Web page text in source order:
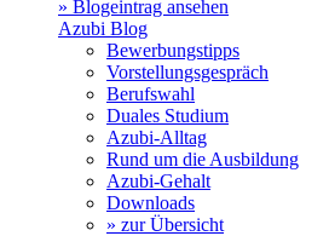
» Blogeintrag ansehen
Azubi Blog
Bewerbungstipps
Vorstellungsgespräch
Berufswahl
Duales Studium
Azubi-Alltag
Rund um die Ausbildung
Azubi-Gehalt
Downloads
» zur Übersicht